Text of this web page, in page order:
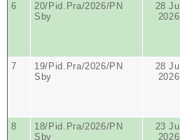
6
20/Pid.Pra/2026/PN
Sby
28 Jul
2026
7
19/Pid.Pra/2026/PN
Sby
28 Jul
2026
8
18/Pid.Pra/2026/PN
Sby
23 Jul
2026